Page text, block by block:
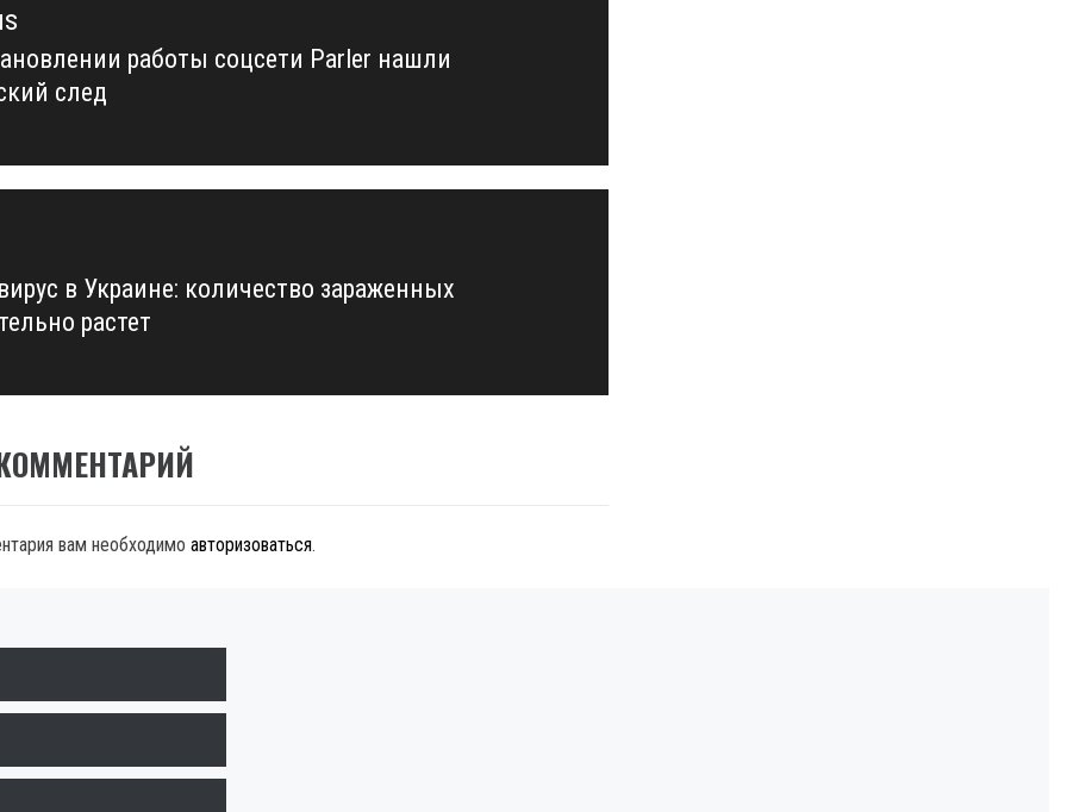
работы соцсети Parler нашли
след
в Украине: количество зараженных
растет
вам необходимо авторизоваться.